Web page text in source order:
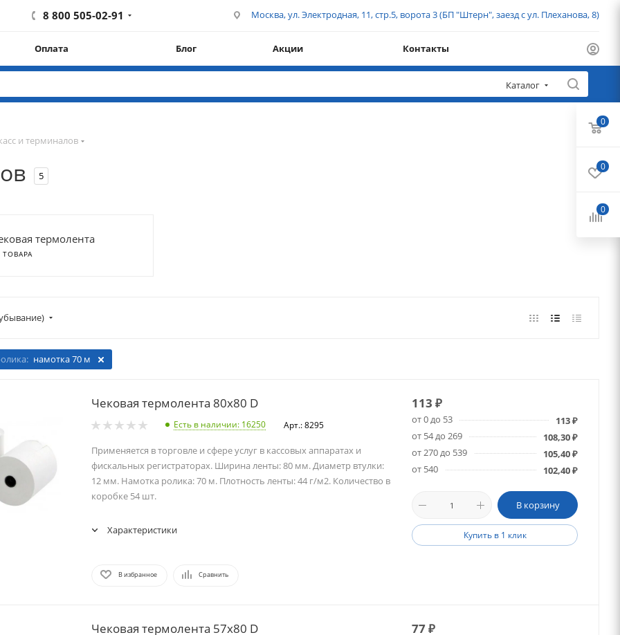
8 800 505-02-91 Москва, ул. Электродная, 11, стр.5, ворота 3 (БП "Штерн", заезд с ул. Плеханова, 8)
Оплата Блог Акции Контакты
Каталог
и терминалов
5
термолента
ТОВАРА
намотка 70 м
Чековая термолента 80х80 D
Есть в наличии: 16250 Арт.: 8295
Применяется в торговле и сфере услуг в кассовых аппаратах и
фискальных регистраторах. Ширина ленты: 80 мм. Диаметр втулки:
12 мм. Намотка ролика: 70 м. Плотность ленты: 44 г/м2. Количество в
коробке 54 шт.
Характеристики
В избранное Сравнить
113 ₽
от 0 до 53 113₽
от 54 до 269
108,30₽
от 270 до 539
105,40₽
от 540
102,40₽
В корзину
Купить в 1 клик
Чековая термолента 57х80 D 77₽
0
0
0